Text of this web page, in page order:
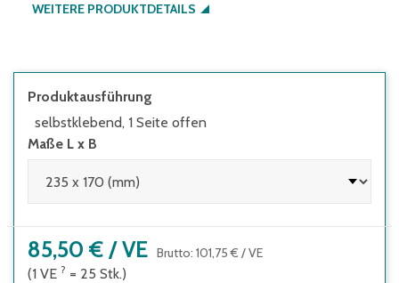
WEITERE PRODUKTDETAILS
Produktausführung
selbstklebend, 1 Seite offen
Maße L x B
85,50 € /VE Brutto: 101,75 € /VE
(1 VE ? = 25 Stk.)